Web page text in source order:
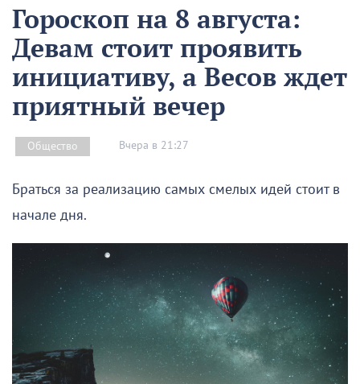
Гороскоп на 8 августа:
Девам стоит проявить
инициативу, а Весов ждет
приятный вечер
Общество Вчера в 21:27
Браться за реализацию самых смелых идей стоит в
начале дня.